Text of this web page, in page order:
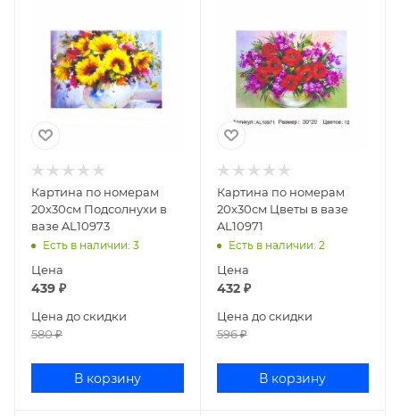
Картина по номерам
20х30см Подсолнухи в
вазе AL10973
Есть в наличии: 3
Цена
439 ₽
Цена до скидки
580₽
В корзину
Картина по номерам
20х30см Цветы в вазе
AL10971
Есть в наличии: 2
Цена
432₽
Цена до скидки
596₽
В корзину